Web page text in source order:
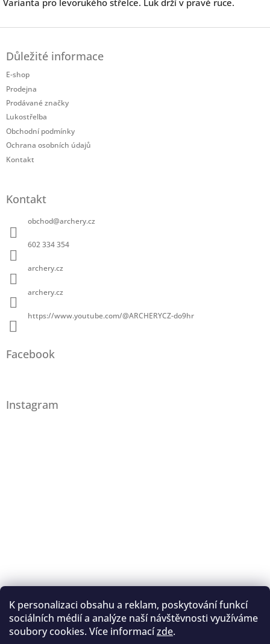
K personalizaci obsahu a reklam, poskytování funkcí
sociálních médií a analýze naší návštěvnosti využíváme
soubory cookies. Více informacízde.
Varianta pro levorukého střelce. Luk drží v pravé ruce.
Důležité informace
E-shop
Prodejna
Prodávané značky
Lukostřelba
Obchodní podmínky
Ochrana osobních údajů
Kontakt
Kontakt
obchod@archery.cz
602 334 354
archery.cz
archery.cz
https://www.youtube.com/@ARCHERYCZ-do9hr
Facebook
Instagram
Sledovat na Instagramu